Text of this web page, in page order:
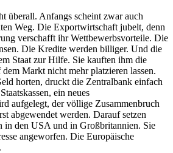
überall. Anfangs scheint zwar auch
Weg. Die Exportwirtschaft jubelt, denn
verschafft ihr Wettbewerbsvorteile. Die
Die Kredite werden billiger. Und die
Staat zur Hilfe. Sie kauften ihm die
Markt nicht mehr platzieren lassen.
horten, druckt die Zentralbank einfach
ein neues
aufgelegt, der völlige Zusammenbruch
abgewendet werden. Darauf setzen
in den USA und in Großbritannien. Sie
angeworfen. Die Europäische